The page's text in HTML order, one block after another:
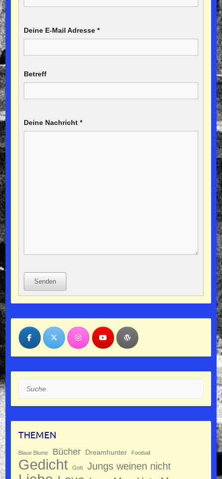
Deine E-Mail Adresse *
Betreff
Deine Nachricht *
Senden
Suche
THEMEN
Blaue Blume Bücher Dreamhunter Football
Gedicht Gott Jungs weinen nicht